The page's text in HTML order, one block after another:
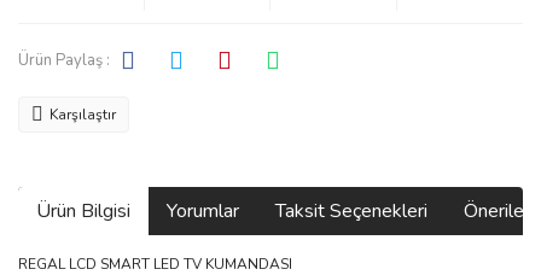
Ürün Paylaş :
Karşılaştır
Ürün Bilgisi Yorumlar Taksit Seçenekleri
REGAL LCD SMART LED TV KUMANDASI